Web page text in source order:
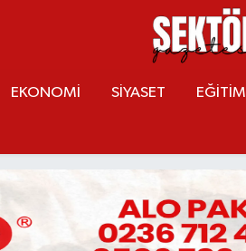
EKONOMİ SİYASET EĞİTİM